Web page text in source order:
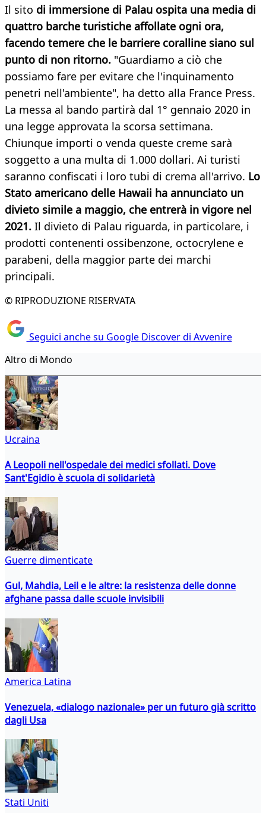
Il sito di immersione di Palau ospita una media di
quattro barche turistiche affollate ogni ora,
facendo temere che le barriere coralline siano sul
punto di non ritorno. "Guardiamo a ciò che
possiamo fare per evitare che l'inquinamento
penetri nell'ambiente", ha detto alla France Press.
La messa al bando partirà dal 1° gennaio 2020 in
una legge approvata la scorsa settimana.
Chiunque importi o venda queste creme sarà
soggetto a una multa di 1.000 dollari. Ai turisti
saranno confiscati i loro tubi di crema all'arrivo. Lo
Stato americano delle Hawaii ha annunciato un
divieto simile a maggio, che entrerà in vigore nel
2021. Il divieto di Palau riguarda, in particolare, i
prodotti contenenti ossibenzone, octocrylene e
parabeni, della maggior parte dei marchi
principali.
© RIPRODUZIONE RISERVATA
Seguici anche su Google Discover di Avvenire
Altro di Mondo
Ucraina
A Leopoli nell'ospedale dei medici sfollati. Dove
Sant'Egidio è scuola di solidarietà
Guerre dimenticate
Gul, Mahdia, Leil e le altre: la resistenza delle donne
afghane passa dalle scuole invisibili
America Latina
Venezuela, «dialogo nazionale» per un futuro già scritto
dagli Usa
Stati Uniti